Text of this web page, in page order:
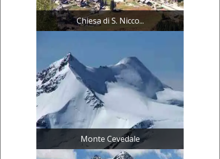
Chiesa di S. Nicco...
Monte Cevedale